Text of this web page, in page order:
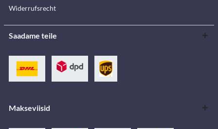
Widerrufsrecht
Saadame teile
Makseviisid